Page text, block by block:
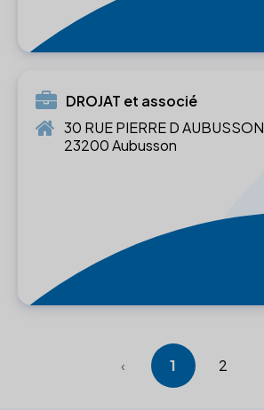
DROJAT et associé
30 RUE PIERRE D AUBUSSON
23200 Aubusson
‹ 1 2